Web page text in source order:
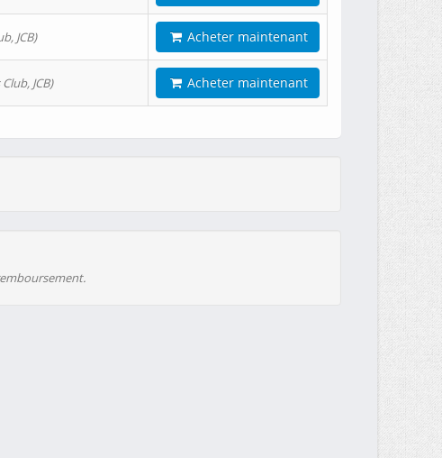
JCB) Acheter maintenant
JCB) Acheter maintenant